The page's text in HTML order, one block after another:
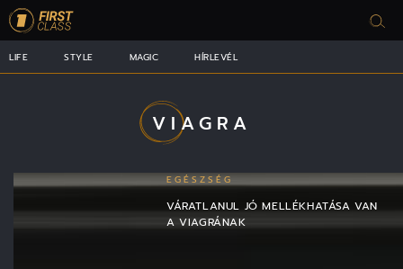
LIFE STYLE MAGIC HÍRLEVÉL
VIAGRA
EGÉSZSÉG
VÁRATLANUL JÓ MELLÉKHATÁSA VAN
A VIAGRÁNAK